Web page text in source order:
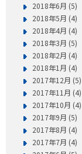
2018年6月 (5)
2018年5月 (4)
2018年4月 (4)
2018年3月 (5)
2018年2月 (4)
2018年1月 (4)
2017年12月 (5)
2017年11月 (4)
2017年10月 (4)
2017年9月 (5)
2017年8月 (4)
2017年7月 (4)